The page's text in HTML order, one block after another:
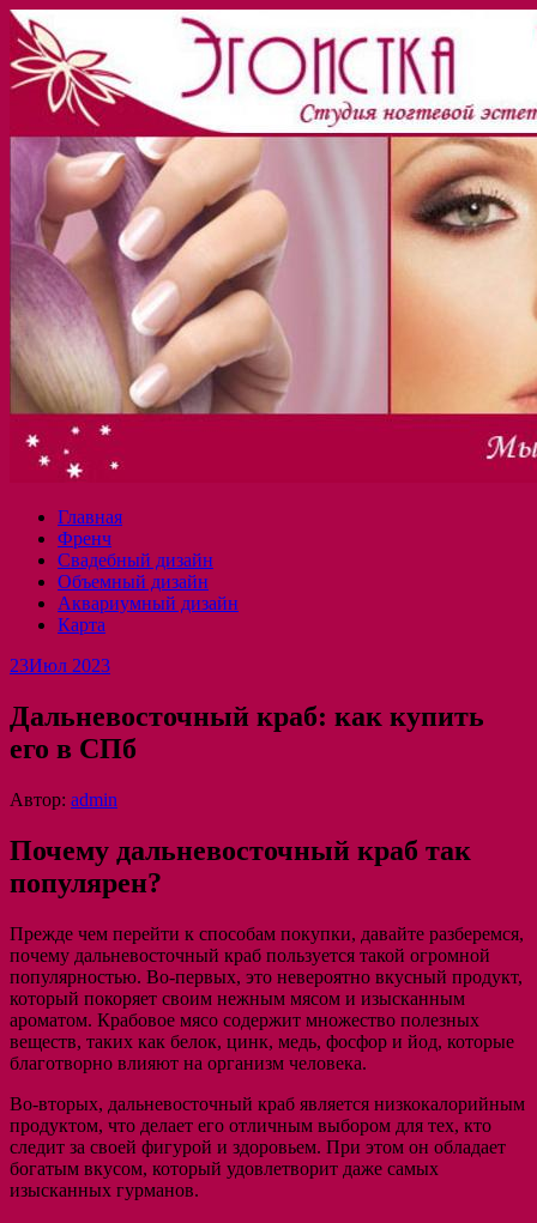
Главная
Френч
Свадебный дизайн
Объемный дизайн
Аквариумный дизайн
Карта
23Июл 2023
Дальневосточный краб: как купить
его в СПб
Автор: admin
Почему дальневосточный краб так
популярен?
Прежде чем перейти к способам покупки, давайте разберемся,
почему дальневосточный краб пользуется такой огромной
популярностью. Во-первых, это невероятно вкусный продукт,
который покоряет своим нежным мясом и изысканным
ароматом. Крабовое мясо содержит множество полезных
веществ, таких как белок, цинк, медь, фосфор и йод, которые
благотворно влияют на организм человека.
Во-вторых, дальневосточный краб является низкокалорийным
продуктом, что делает его отличным выбором для тех, кто
следит за своей фигурой и здоровьем. При этом он обладает
богатым вкусом, который удовлетворит даже самых
изысканных гурманов.